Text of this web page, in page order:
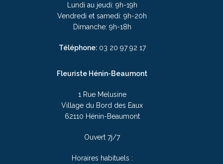
Lundi au jeudi: 9h-19h
Vendredi et samedi: 9h-20h
Dimanche: 9h-18h
Téléphone: 03 20 97 92 17
Fleuriste Hénin-Beaumont
1 Rue Melusine
Village du Bord des Eaux
62110 Hénin-Beaumont
Ouvert 7j/7
Horaires habituels :